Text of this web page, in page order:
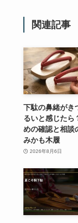
関連記事
下駄の鼻緒がき
るいと感じたら
めの確認と相談
みかも木履
2026年8月6日